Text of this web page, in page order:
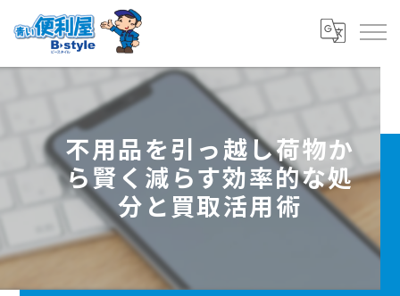
不用品を引っ越し荷物か
ら賢く減らす効率的な処
分と買取活用術